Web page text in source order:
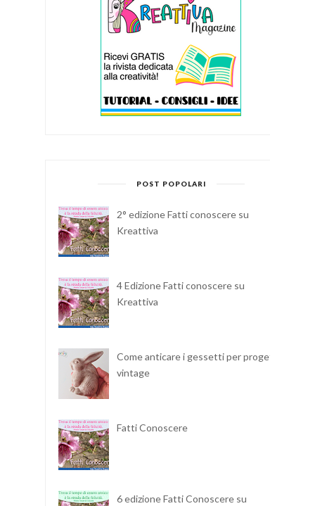
POST POPOLARI
2° edizione Fatti conoscere su
Kreattiva
4 Edizione Fatti conoscere su
Kreattiva
Come anticare i gessetti per progetti
vintage
Fatti Conoscere
6 edizione Fatti Conoscere su